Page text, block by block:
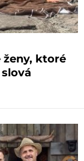
ženy, ktoré